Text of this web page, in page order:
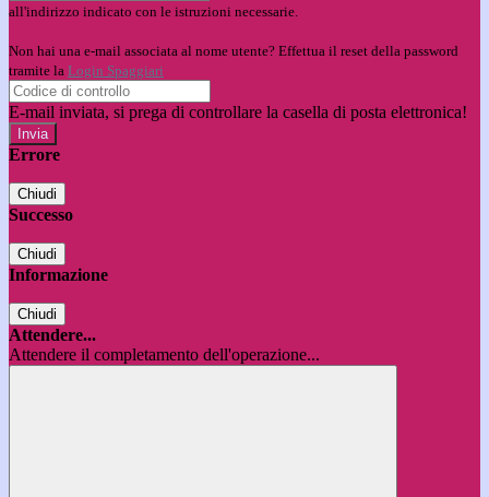
all'indirizzo indicato con le istruzioni necessarie.
Non hai una e-mail associata al nome utente? Effettua il reset della password
tramite la Login Spaggiari
E-mail inviata, si prega di controllare la casella di posta elettronica!
Errore
Chiudi
Successo
Chiudi
Informazione
Chiudi
Attendere...
Attendere il completamento dell'operazione...